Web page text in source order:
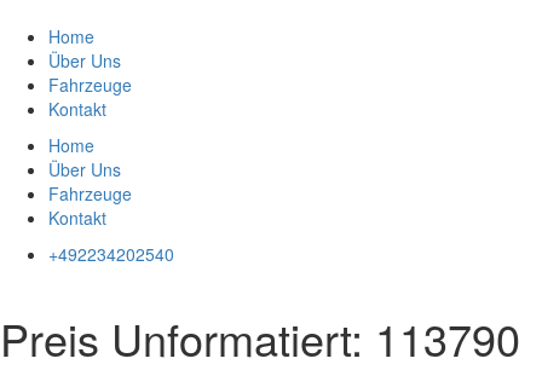
Inhalt
springen
Home
Über Uns
Fahrzeuge
Kontakt
Home
Über Uns
Fahrzeuge
Kontakt
+492234202540
Preis Unformatiert: 113790